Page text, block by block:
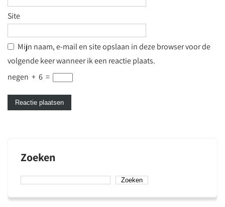
Site
Mijn naam, e-mail en site opslaan in deze browser voor de
volgende keer wanneer ik een reactie plaats.
negen + 6 =
Zoeken
Zoeken